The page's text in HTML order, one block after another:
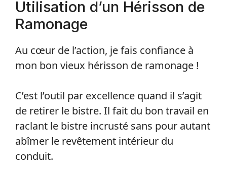
Utilisation d’un Hérisson de
Ramonage
Au cœur de l’action, je fais confiance à
mon bon vieux hérisson de ramonage !
C’est l’outil par excellence quand il s’agit
de retirer le bistre. Il fait du bon travail en
raclant le bistre incrusté sans pour autant
abîmer le revêtement intérieur du
conduit.